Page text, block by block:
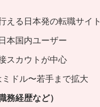
える日本発の転職サイト
本国内ユーザー
スカウトが中心
ドル〜若手まで拡大
務経歴など）